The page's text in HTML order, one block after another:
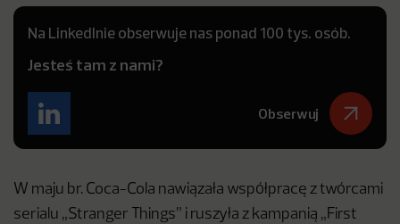
Na LinkedInie obserwuje nas ponad 100 tys. osób.
Jesteś tam z nami?
Obserwuj
W maju br. Coca-Cola nawiązała współpracę z twórcami
serialu „Stranger Things” i ruszyła z kampanią „First